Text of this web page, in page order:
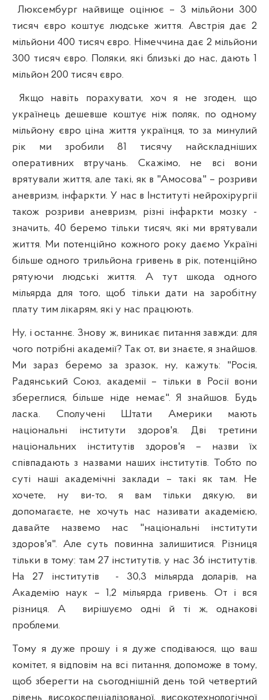
Люксембург найвище оцінює – 3 мільйони 300
тисяч євро коштує людське життя. Австрія дає 2
мільйони 400 тисяч євро. Німеччина дає 2 мільйони
300 тисяч євро. Поляки, які близькі до нас, дають 1
мільйон 200 тисяч євро.
Якщо навіть порахувати, хоч я не згоден, що
українець дешевше коштує ніж поляк, по одному
мільйону євро ціна життя українця, то за минулий
рік ми зробили 81 тисячу найскладніших
оперативних втручань. Скажімо, не всі вони
врятували життя, але такі, як в "Амосова" – розриви
аневризм, інфаркти. У нас в Інституті нейрохірургії
також розриви аневризм, різні інфаркти мозку -
значить, 40 беремо тільки тисяч, які ми врятували
життя. Ми потенційно кожного року даємо Україні
більше одного трильйона гривень в рік, потенційно
рятуючи людські життя. А тут шкода одного
мільярда для того, щоб тільки дати на заробітну
плату тим лікарям, які у нас працюють.
Ну, і останнє. Знову ж, виникає питання завжди: для
чого потрібні академії? Так от, ви знаєте, я знайшов.
Ми зараз беремо за зразок, ну, кажуть: "Росія,
Радянський Союз, академії – тільки в Росії вони
збереглися, більше ніде немає". Я знайшов. Будь
ласка. Сполучені Штати Америки мають
національні інститути здоров'я. Дві третини
національних інститутів здоров'я – назви їх
співпадають з назвами наших інститутів. Тобто по
суті наші академічні заклади – такі як там. Не
хочете, ну ви-то, я вам тільки дякую, ви
допомагаєте, не хочуть нас називати академією,
давайте назвемо нас "національні інститути
здоров'я". Але суть повинна залишитися. Різниця
тільки в тому: там 27 інститутів, у нас 36 інститутів.
На 27 інститутів
- 30,3 мільярда доларів, на
Академію наук – 1,2 мільярда гривень. От і вся
різниця. А
вирішуємо одні й ті ж, однакові
проблеми.
Тому я дуже прошу і я дуже сподіваюся, що ваш
комітет, я відповім на всі питання, допоможе в тому,
щоб зберегти на сьогоднішній день той четвертий
рівень високоспеціалізованої, високотехнологічної